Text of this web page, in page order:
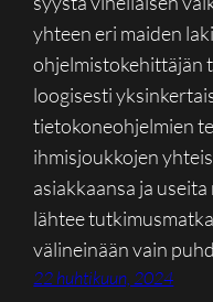
yhteen eri maiden
ohjelmistokehittäjän
loogisesti
tietokoneohjelmien
ihmisjoukkojen
asiakkaansa ja
lähtee
välineinään vain
22 huhtikuun, 2024